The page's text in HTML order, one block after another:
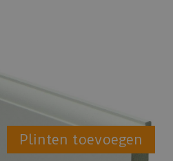
Plinten toevoegen